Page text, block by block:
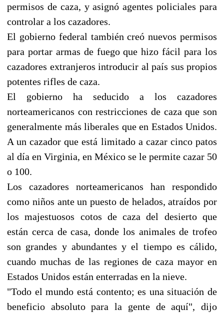
permisos de caza, y asignó agentes policiales para
controlar a los cazadores.
El gobierno federal también creó nuevos permisos
para portar armas de fuego que hizo fácil para los
cazadores extranjeros introducir al país sus propios
potentes rifles de caza.
El gobierno ha seducido a los cazadores
norteamericanos con restricciones de caza que son
generalmente más liberales que en Estados Unidos.
A un cazador que está limitado a cazar cinco patos
al día en Virginia, en México se le permite cazar 50
o 100.
Los cazadores norteamericanos han respondido
como niños ante un puesto de helados, atraídos por
los majestuosos cotos de caza del desierto que
están cerca de casa, donde los animales de trofeo
son grandes y abundantes y el tiempo es cálido,
cuando muchas de las regiones de caza mayor en
Estados Unidos están enterradas en la nieve.
"Todo el mundo está contento; es una situación de
beneficio absoluto para la gente de aquí", dijo